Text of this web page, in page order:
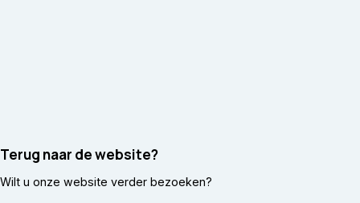
Terug naar de website?
Wilt u onze website verder bezoeken?